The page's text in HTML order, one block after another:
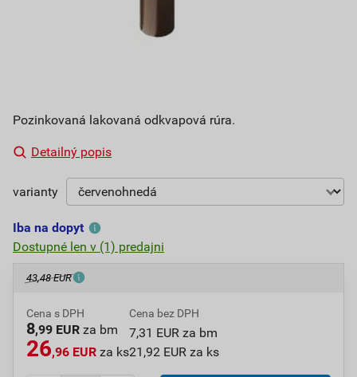
Pozinkovaná lakovaná odkvapová rúra.
Detailný popis
varianty
Iba na dopyt
Dostupné len v (1) predajni
43,48 EUR
Cena s DPH
8,99 EUR za bm
26,96 EUR za ks
Cena bez DPH
7,31 EUR za bm
21,92 EUR za ks